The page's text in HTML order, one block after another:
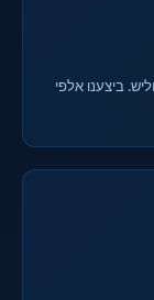
ביצענו אלפי